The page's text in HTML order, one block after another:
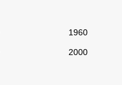
1960
2000